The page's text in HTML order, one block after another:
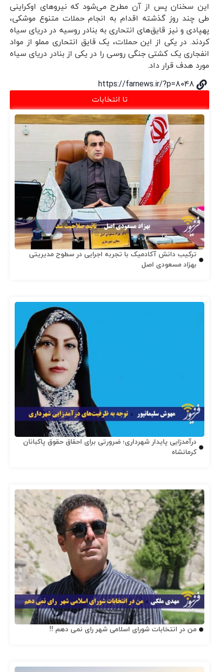
این سخنان پس از آن مطرح می‌شود که نیروهای اوکراینی
طی چند روز گذشته اقدام به انجام حملات متنوع موشکی،
پهپادی و نیز قایق‌های انتحاری به بنادر روسیه در دریای سیاه
کردند. در یکی از این حملات، یک قایق انتحاری مملو از مواد
انفجاری یک کشتی جنگی روسی را در یکی از بنادر دریای سیاه
مورد هدف قرار داد.
https://farnews.ir/?p=8048
تا انتخابات
ترکیب دانش آکادمیک با تجربه اجرایی در سطوح مدیریتی
بهزاد مسعودی اصل
درآمدزایی پایدار شهرداری؛ ضرورتی برای احقاق حقوق پاکبانان
کرمانشاه
من در انتخابات شورای اسلامی شهر رای نمی دهم !!